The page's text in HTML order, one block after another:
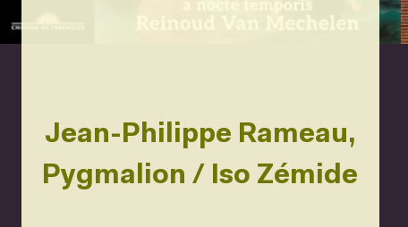
Jean-Philippe Rameau,
Pygmalion / Iso Zémide